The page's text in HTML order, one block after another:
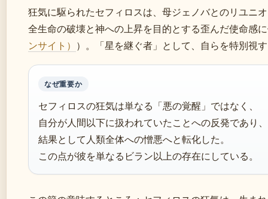
狂気に駆られたセフィロスは、母ジェノバとのリユニ
全生命の破壊と神への上昇を目的とする歪んだ使命感
ンサイト） ）。「星を継ぐ者」として、自らを特別視
なぜ重要か
セフィロスの狂気は単なる「悪の覚醒」ではなく、
自分が人間以下に扱われていたことへの反発であり、
結果として人類全体への憎悪へと転化した。
この点が彼を単なるビラン以上の存在にしている。